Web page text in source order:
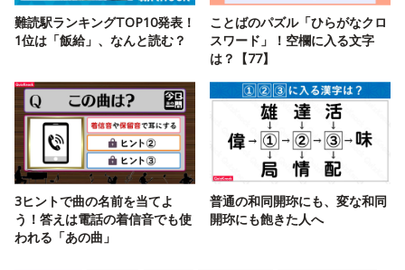
難読駅ランキングTOP10発表！
1位は「飯給」、なんと読む？
ことばのパズル「ひらがなクロ
スワード」！空欄に入る文字
は？【77】
3ヒントで曲の名前を当てよ
う！答えは電話の着信音でも使
われる「あの曲」
普通の和同開珎にも、変な和同
開珎にも飽きた人へ